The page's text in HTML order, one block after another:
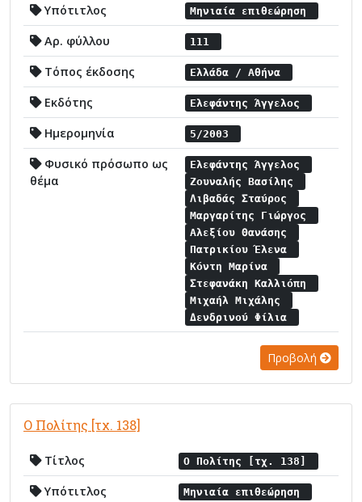
Υπότιτλος Μηνιαία επιθεώρηση
Αρ. φύλλου 111
Τόπος έκδοσης Ελλάδα / Αθήνα
Εκδότης Ελεφάντης Άγγελος
Ημερομηνία 5/2003
Φυσικό πρόσωπο ως
θέμα
Ελεφάντης Άγγελος
Ζουναλής Βασίλης
Λιβαδάς Σταύρος
Μαργαρίτης Γιώργος
Αλεξίου Θανάσης
Πατρικίου Έλενα
Κόντη Μαρίνα
Στεφανάκη Καλλιόπη
Μιχαήλ Μιχάλης
Δενδρινού Φίλια
Προβολή
Ο Πολίτης [τχ. 138]
Τίτλος Ο Πολίτης [τχ. 138]
Υπότιτλος Μηνιαία επιθεώρηση